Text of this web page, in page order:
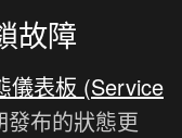
故障
儀表板 (Service
發布的狀態更